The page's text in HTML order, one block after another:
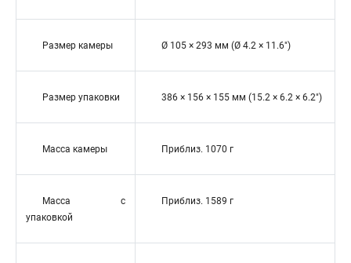
Размер камеры Ø 105 × 293 мм (Ø 4.2 × 11.6″)
Размер упаковки 386 × 156 × 155 мм (15.2 × 6.2 × 6.2″)
Масса камеры Приблиз. 1070 г
Масса с
упаковкой
Приблиз. 1589 г